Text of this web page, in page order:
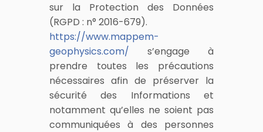
sur la Protection des Données
(RGPD : n° 2016-679).
https://www.mappem-
geophysics.com/ s’engage à
prendre toutes les précautions
nécessaires afin de préserver la
sécurité des Informations et
notamment qu’elles ne soient pas
communiquées à des personnes